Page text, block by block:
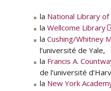
la National Library of
la Wellcome Library
la Cushing/Whitney
l’université de Yale,
la Francis A.
de l’université
la New York